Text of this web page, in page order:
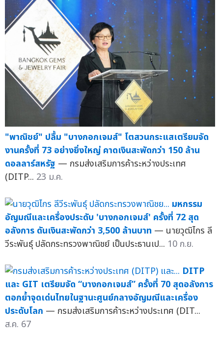
"พาณิชย์" ปลื้ม "บางกอกเจมส์" โตสวนกระแสเตรียมจัด
งานครั้งที่ 73 อย่างยิ่งใหญ่ คาดเงินสะพัดกว่า 150 ล้าน
ดอลลาร์สหรัฐ — กรมส่งเสริมการค้าระหว่างประเทศ
(DITP... 23 ม.ค.
มหกรรม
อัญมณีและเครื่องประดับ 'บางกอกเจมส์' ครั้งที่ 72 สุด
อลังการ ดันเงินสะพัดกว่า 3,500 ล้านบาท — นายวุฒิไกร ลี
วีระพันธุ์ ปลัดกระทรวงพาณิชย์ เป็นประธานเป... 10 ก.ย.
DITP
และ GIT เตรียมจัด “บางกอกเจมส์” ครั้งที่ 70 สุดอลังการ
ตอกย้ำจุดเด่นไทยในฐานะศูนย์กลางอัญมณีและเครื่อง
ประดับโลก — กรมส่งเสริมการค้าระหว่างประเทศ (DIT...
ส.ค. 67